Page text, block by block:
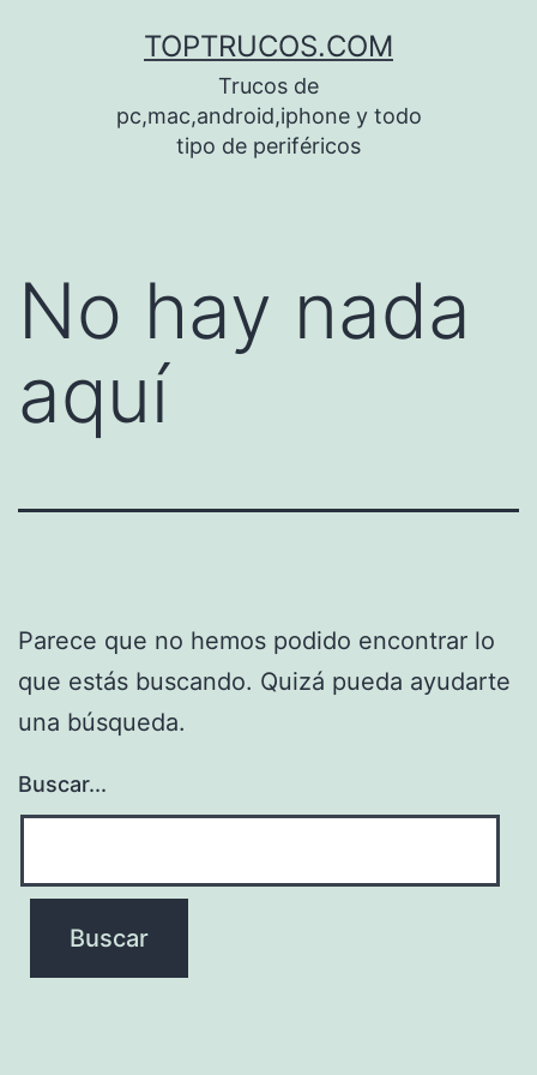
TOPTRUCOS.COM
Trucos de
pc,mac,android,iphone y todo
tipo de periféricos
No hay nada
aquí
Parece que no hemos podido encontrar lo
que estás buscando. Quizá pueda ayudarte
una búsqueda.
Buscar...